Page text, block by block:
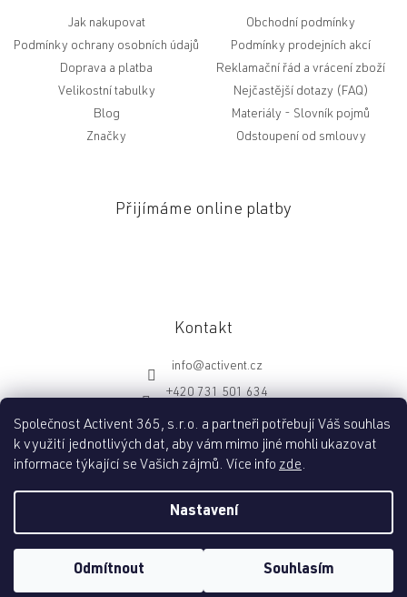
Společnost Activent 365, s.r.o. a partneři potřebují Váš souhlas
k využití jednotlivých dat, aby vám mimo jiné mohli ukazovat
informace týkající se Vašich zájmů. Více info zde.
Nastavení
Odmítnout Souhlasím
Jak nakupovat
Obchodní podmínky
Podmínky ochrany osobních údajů
Podmínky prodejních akcí
Doprava a platba
Reklamační řád a vrácení zboží
Velikostní tabulky
Nejčastější dotazy (FAQ)
Blog
Slovník pojmů
Značky
Odstoupení od smlouvy
Přijímáme online platby
Kontakt
info@activent.cz
+420 731 501 634
http://fb.com/activentcz
. Všechna práva vyhrazena.